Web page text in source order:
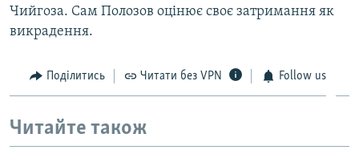
Чийгоза. Сам Полозов оцінює своє затримання як
викрадення.
Поділитись Читати без VPN Follow us
Читайте також